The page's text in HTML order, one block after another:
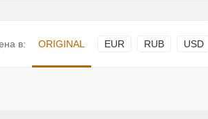
в: ORIGINAL EUR RUB USD